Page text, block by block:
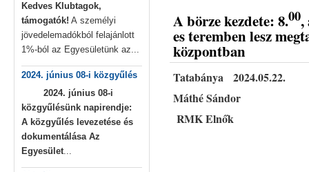
Kedves Klubtagok,
támogatók! A személyi
jövedelemadókból felajánlott
1%-ból az Egyesületünk az...
2024. június 08-i közgyűlés
2024. június 08-i
közgyűlésünk napirendje:
A közgyűlés levezetése és
dokumentálása Az
Egyesület...
A börze kezdete: 8.00,
es teremben lesz
központban
Tatabánya
Máthé Sándor
RMK Elnők